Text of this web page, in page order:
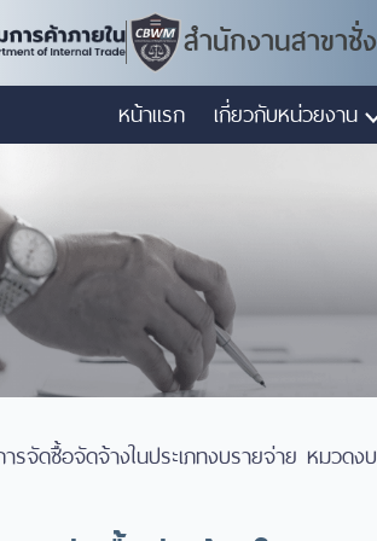
สำนักงานสาขาชั่
หน้าแรก เกี่ยวกับหน่วยงาน
รจัดซื้อจัดจ้างในประเภทงบรายจ่าย หมวดง